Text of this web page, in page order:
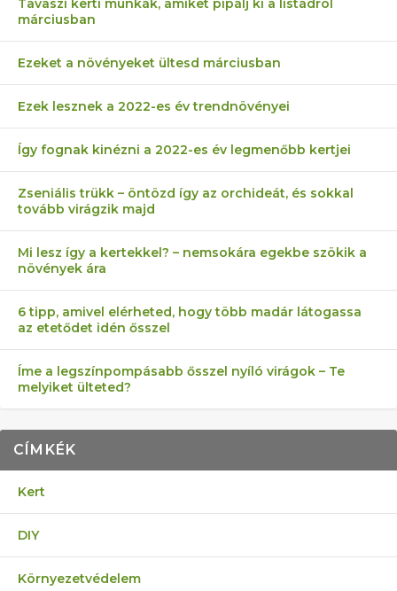
márciusban
Ezeket a növényeket ültesd márciusban
Ezek lesznek a 2022-es év trendnövényei
Így fognak kinézni a 2022-es év legmenőbb kertjei
Zseniális trükk – öntözd így az orchideát, és sokkal
tovább virágzik majd
Mi lesz így a kertekkel? – nemsokára egekbe szökik a
növények ára
6 tipp, amivel elérheted, hogy több madár látogassa
az etetődet idén ősszel
Íme a legszínpompásabb ősszel nyíló virágok – Te
melyiket ülteted?
CÍMKÉK
Kert
DIY
Környezetvédelem